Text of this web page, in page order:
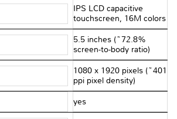
IPS LCD capacitive
touchscreen, 16M colors
5.5 inches (~72.8%
screen-to-body ratio)
1080 x 1920 pixels (~401
ppi pixel density)
yes